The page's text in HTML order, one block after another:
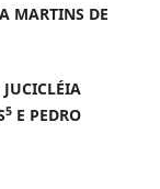
MARTINS DE
5E PEDRO